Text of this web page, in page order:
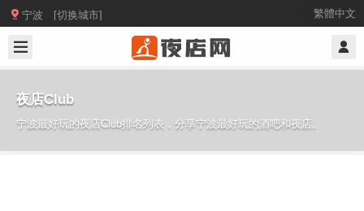
宁波 [切换城市] 繁體中文
夜店Club
宁波最好玩的夜店Club排名列表，分享宁波最好玩的酒吧和夜店。